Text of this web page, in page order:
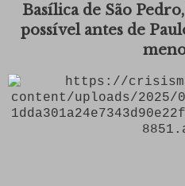
Basílica de São
possível antes de